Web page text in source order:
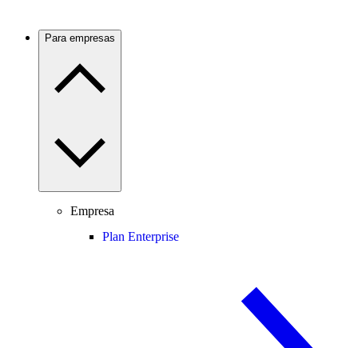
Para empresas
Empresa
Plan Enterprise